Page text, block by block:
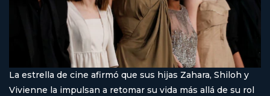
La estrella de cine afirmó que sus hijas Zahara, Shiloh y
Vivienne la impulsan a retomar su vida más allá de su rol